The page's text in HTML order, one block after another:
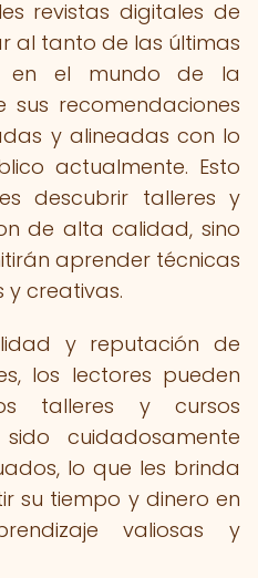
revistas digitales de
al tanto de las últimas
en el mundo de la
recomendaciones
y alineadas con lo
actualmente. Esto
descubrir talleres y
de alta calidad, sino
aprender técnicas
y creativas.
y reputación de
los lectores pueden
talleres y cursos
cuidadosamente
lo que les brinda
su tiempo y dinero en
valiosas y